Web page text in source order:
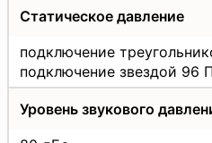
Статическое давление
подключение
подключение звездой 96
Уровень звукового